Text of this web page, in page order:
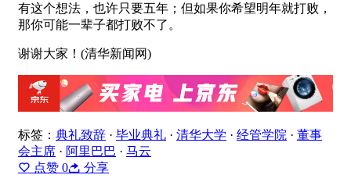
有这个想法，也许只要五年；但如果你希望明年就打败，
那你可能一辈子都打败不了。
谢谢大家！(清华新闻网)
标签： 典礼致辞 · 毕业典礼 · 清华大学 · 经管学院 · 董事
会主席 · 阿里巴巴 · 马云
点赞 0 分享